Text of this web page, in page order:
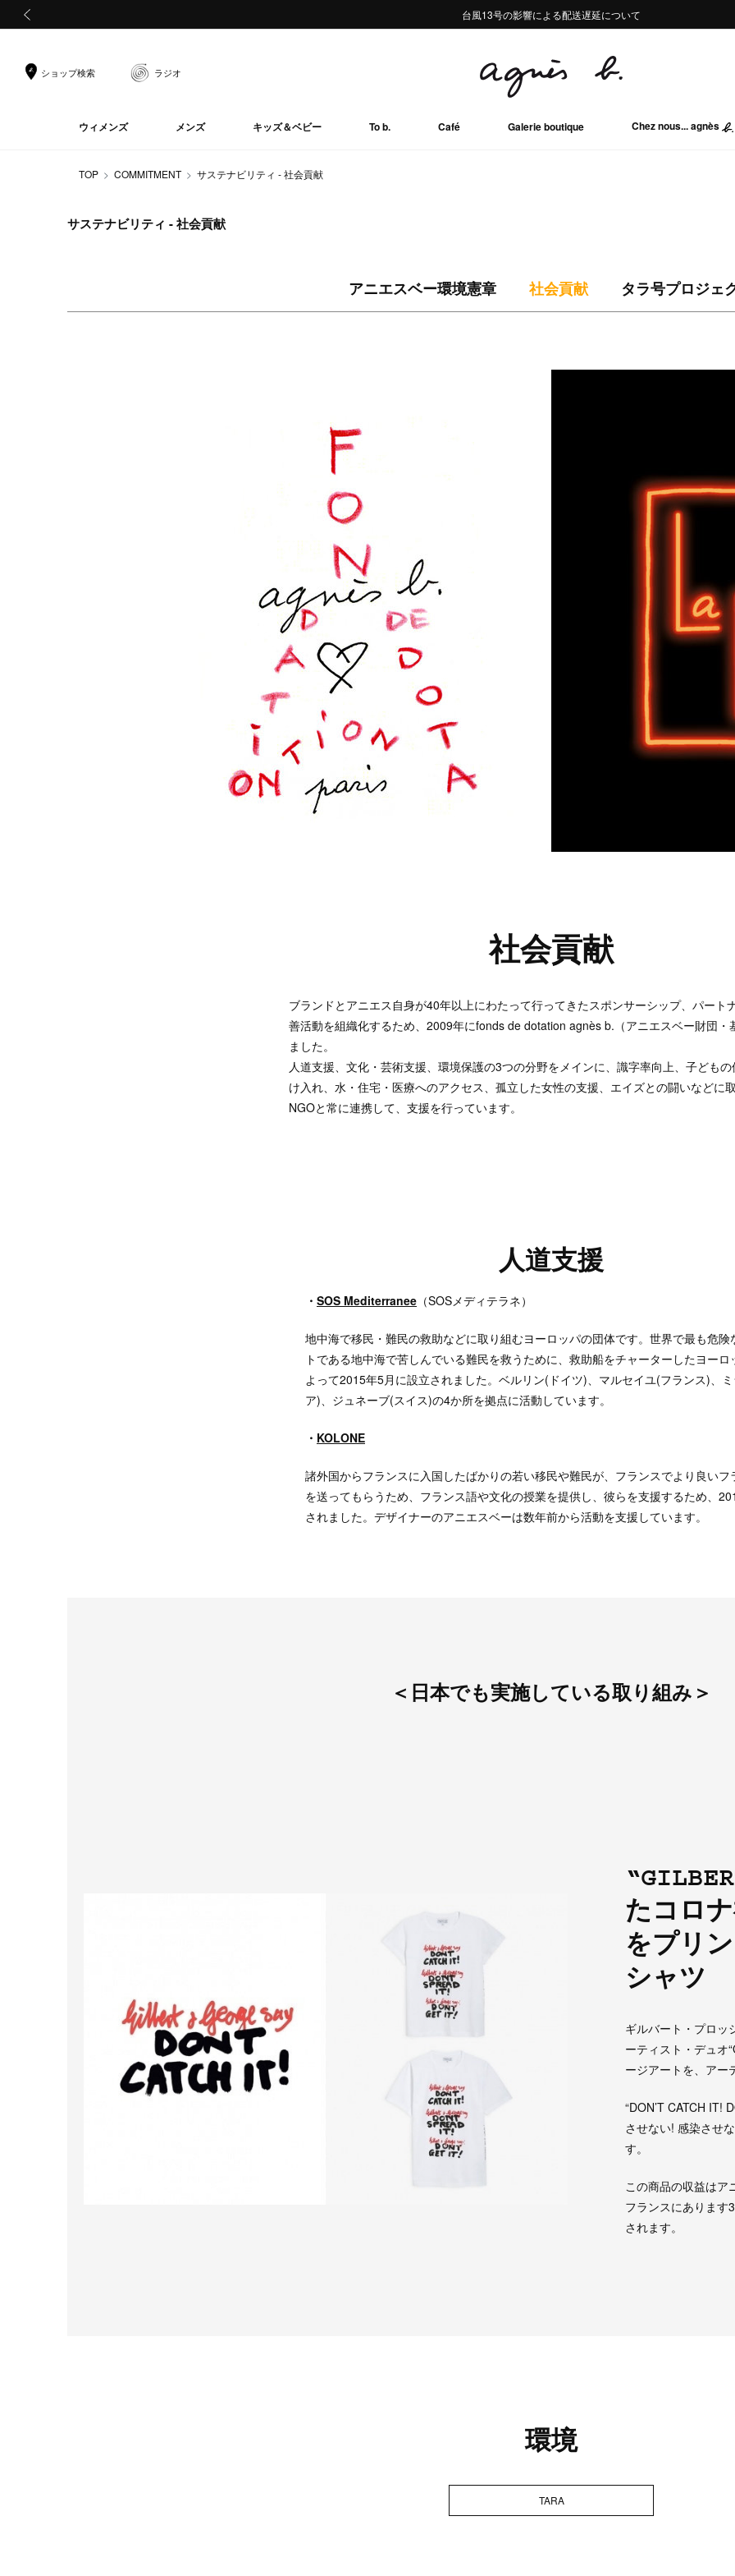
熊本地域地震の影響による配送遅延について
Summer Sale 2buy10%OFF!!
台風13号の影響による配送遅延について
熊本地域地震の影響による配送遅延について
Summer Sale 2buy10%OFF!!
ショップ検索 ラジオ
ウィメンズ メンズ キッズ＆ベビー To b. Café Galerie boutique Chez nous... agnès
TOP COMMITMENT サステナビリティ - 社会貢献
サステナビリティ - 社会貢献
アニエスベー環境憲章 社会貢献 タラ号プロジェ
社会貢献
ブランドとアニエス自身が40年以上にわたって行ってきたスポンサーシップ、パート
善活動を組織化するため、2009年にfonds de dotation agnès b.（アニエスベー財団・
ました。
人道支援、文化・芸術支援、環境保護の3つの分野をメインに、識字率向上、子ども
け入れ、水・住宅・医療へのアクセス、孤立した女性の支援、エイズとの闘いなどに
NGOと常に連携して、支援を行っています。
人道支援
・ SOS Mediterranee （SOSメディテラネ）
地中海で移民・難民の救助などに取り組むヨーロッパの団体です。世界で最も危険
トである地中海で苦しんでいる難民を救うために、救助船をチャーターしたヨーロ
よって2015年5月に設立されました。ベルリン(ドイツ)、マルセイユ(フランス)、
ア)、ジュネーブ(スイス)の4か所を拠点に活動しています。
・ KOLONE
諸外国からフランスに入国したばかりの若い移民や難民が、フランスでより良いフ
を送ってもらうため、フランス語や文化の授業を提供し、彼らを支援するため、
されました。デザイナーのアニエスベーは数年前から活動を支援しています。
＜日本でも実施している取り組み＞
たコロ
をプリ
シャツ
ギルバート・プロッ
ーティスト・デュオ
ージアートを、アー
“DON’T CATCH IT!
させない! 感染させ
す。
この商品の収益はア
フランスにあります
されます。
環境
TARA